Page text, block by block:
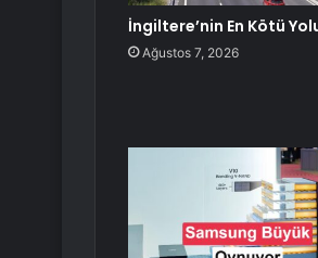
İngiltere’nin En Kötü
Ağustos 7, 2026